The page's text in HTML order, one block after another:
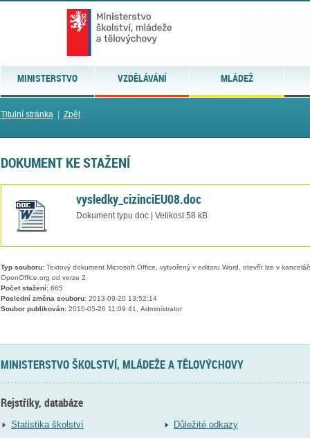
MINISTERSTVO VZDĚLÁVÁNÍ MLÁDEŽ
Titulní stránka| Zpět
DOKUMENT KE STAŽENÍ
vysledky_cizinciEU08.doc
Dokument typu doc | Velikost 58 kB
Typ souboru:Textový dokument Microsoft Office, vytvořený v editoru Word, otevřít lze v
OpenOffice.org od verze 2.
Počet stažení:665
Poslední změna souboru:2013-09-20 13:52:14
Soubor publikován:2010-05-26 11:09:41, Administrator
MINISTERSTVO ŠKOLSTVÍ, MLÁDEŽE A TĚLOVÝCHOVY
Rejstříky, databáze
Statistika školství
Důležité odkazy